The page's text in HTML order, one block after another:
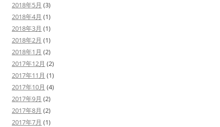
2018年5月 (3)
2018年4月 (1)
2018年3月 (1)
2018年2月 (1)
2018年1月 (2)
2017年12月 (2)
2017年11月 (1)
2017年10月 (4)
2017年9月 (2)
2017年8月 (2)
2017年7月 (1)